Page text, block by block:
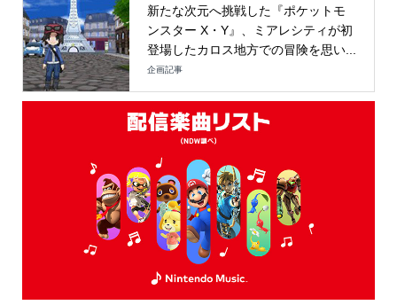
新たな次元へ挑戦した『ポケットモ
ンスター X・Y』、ミアレシティが初
登場したカロス地方での冒険を思い...
企画記事